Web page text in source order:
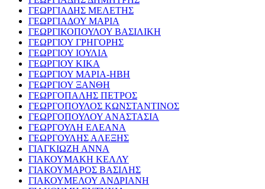
ΓΕΩΡΓΙΑΔΗΣ ΜΕΛΕΤΗΣ
ΓΕΩΡΓΙΑΔΟΥ ΜΑΡΙΑ
ΓΕΩΡΓΙΚΟΠΟΥΛΟΥ ΒΑΣΙΛΙΚΗ
ΓΕΩΡΓΙΟΥ ΓΡΗΓΟΡΗΣ
ΓΕΩΡΓΙΟΥ ΙΟΥΛΙΑ
ΓΕΩΡΓΙΟΥ ΚΙΚΑ
ΓΕΩΡΓΙΟΥ ΜΑΡΙΑ-ΗΒΗ
ΓΕΩΡΓΙΟΥ ΞΑΝΘΗ
ΓΕΩΡΓΟΠΑΛΗΣ ΠΕΤΡΟΣ
ΓΕΩΡΓΟΠΟΥΛΟΣ ΚΩΝΣΤΑΝΤΙΝΟΣ
ΓΕΩΡΓΟΠΟΥΛΟΥ ΑΝΑΣΤΑΣΙΑ
ΓΕΩΡΓΟΥΛΗ ΕΛΕΑΝΑ
ΓΕΩΡΓΟΥΛΗΣ ΑΛΕΞΗΣ
ΓΙΑΓΚΙΩΖΗ ΑΝΝΑ
ΓΙΑΚΟΥΜΑΚΗ ΚΕΛΛΥ
ΓΙΑΚΟΥΜΑΡΟΣ ΒΑΣΙΛΗΣ
ΓΙΑΚΟΥΜΕΛΟΥ ΑΝΔΡΙΑΝΗ